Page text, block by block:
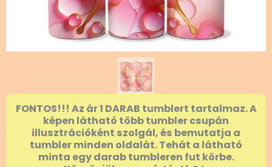
FONTOS!!! Az ár 1 DARAB tumblert tartalmaz. A
képen látható több tumbler csupán
illusztrációként szolgál, és bemutatja a
tumbler minden oldalát. Tehát a látható
minta egy darab tumbleren fut körbe.